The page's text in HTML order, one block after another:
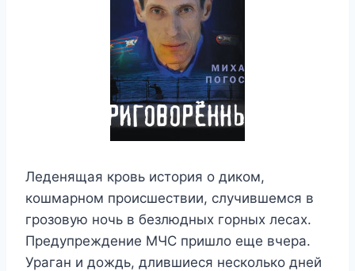
Леденящая кровь история о диком,
кошмарном происшествии, случившемся в
грозовую ночь в безлюдных горных лесах.
Предупреждение МЧС пришло еще вчера.
Ураган и дождь, длившиеся несколько дней